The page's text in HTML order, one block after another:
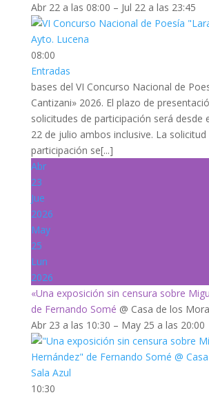
Abr 22 a las 08:00 – Jul 22 a las 23:45
08:00
Entradas
bases del VI Concurso Nacional de
Cantizani» 2026. El plazo de
solicitudes de participación será desde
22 de julio ambos inclusive. La solicitud
participación se[...]
Abr
23
Jue
2026
May
25
Lun
2026
«Una exposición sin censura sobre
de Fernando Somé @ Casa de los
Abr 23 a las 10:30 – May 25 a las 20:00
10:30